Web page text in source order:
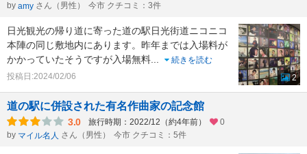
by amy さん（男性） 今市 クチコミ：3件
日光観光の帰り道に寄った道の駅日光街道ニコニコ
本陣の同じ敷地内にあります。昨年までは入場料が
かかっていたそうですが入場無料...
続きを読む
投稿日:2024/02/06
2
道の駅に併設された有名作曲家の記念館
3.0 旅行時期：2022/12（約4年前）
0
by マイル名人 さん（男性） 今市 クチコミ：5件